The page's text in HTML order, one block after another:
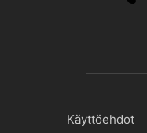
Käyttöehdot